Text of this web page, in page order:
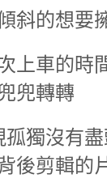
斜的想要
上車的時
兜轉轉
孤獨沒有
後剪輯的